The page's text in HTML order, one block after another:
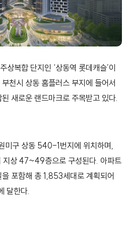
상복합 단지인 ‘상동역 롯데캐슬’이
천시 상동 홈플러스 부지에 들어서
새로운 랜드마크로 주목받고 있다.
미구 상동 540-1번지에 위치하며,
상 47~49층으로 구성된다. 아파트
포함해 총 1,853세대로 계획되어
달한다.